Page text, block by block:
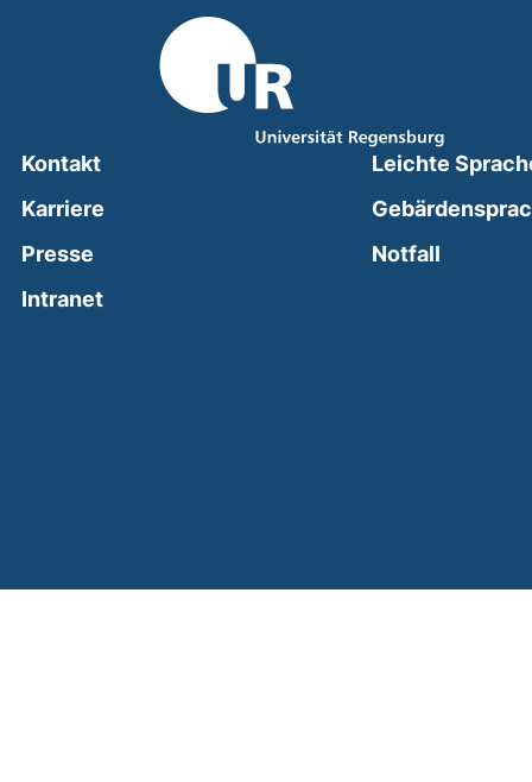
Kontakt
Karriere
Presse
Intranet(external link, opens in a new window)
Leichte
Notfall